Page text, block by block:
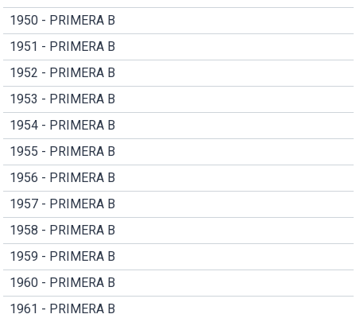
1950 - PRIMERA B
1951 - PRIMERA B
1952 - PRIMERA B
1953 - PRIMERA B
1954 - PRIMERA B
1955 - PRIMERA B
1956 - PRIMERA B
1957 - PRIMERA B
1958 - PRIMERA B
1959 - PRIMERA B
1960 - PRIMERA B
1961 - PRIMERA B